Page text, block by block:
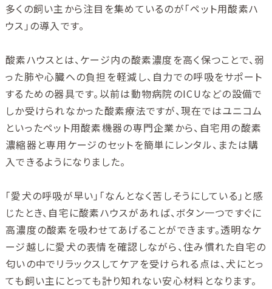
多くの飼い主から注目を集めているのが「ペット用酸素ハ
ウス」の導入です。
酸素ハウスとは、ケージ内の酸素濃度を高く保つことで、弱
った肺や心臓への負担を軽減し、自力での呼吸をサポート
するための器具です。以前は動物病院のICUなどの設備で
しか受けられなかった酸素療法ですが、現在ではユニコム
といったペット用酸素機器の専門企業から、自宅用の酸素
濃縮器と専用ケージのセットを簡単にレンタル、または購
入できるようになりました。
「愛犬の呼吸が早い」「なんとなく苦しそうにしている」と感
じたとき、自宅に酸素ハウスがあれば、ボタン一つですぐに
高濃度の酸素を吸わせてあげることができます。透明なケ
ージ越しに愛犬の表情を確認しながら、住み慣れた自宅の
匂いの中でリラックスしてケアを受けられる点は、犬にとっ
ても飼い主にとっても計り知れない安心材料となります。